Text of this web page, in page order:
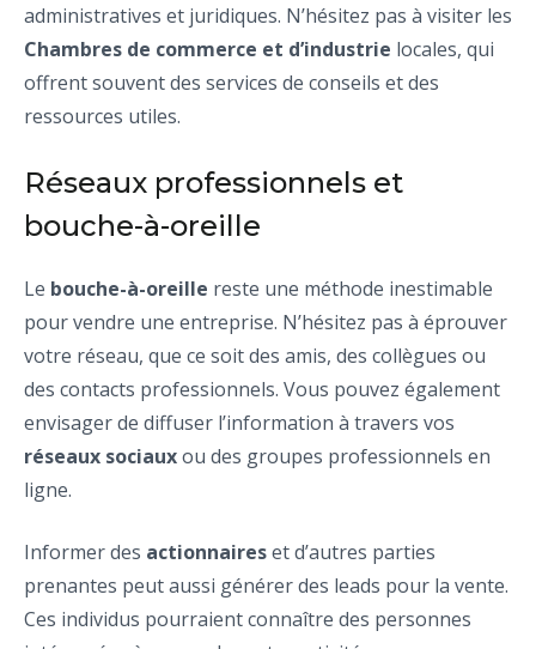
administratives et juridiques. N’hésitez pas à visiter les
Chambres de commerce et d’industrie locales, qui
offrent souvent des services de conseils et des
ressources utiles.
Réseaux professionnels et
bouche-à-oreille
Le bouche-à-oreille reste une méthode inestimable
pour vendre une entreprise. N’hésitez pas à éprouver
votre réseau, que ce soit des amis, des collègues ou
des contacts professionnels. Vous pouvez également
envisager de diffuser l’information à travers vos
réseaux sociauxou des groupes professionnels en
ligne.
Informer des actionnaireset d’autres parties
prenantes peut aussi générer des leads pour la vente.
Ces individus pourraient connaître des personnes